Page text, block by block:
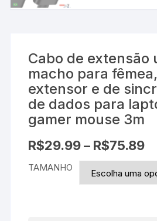
Cabo de extensão
macho para
extensor e de
de dados para
gamer mouse 3m
R$29.99– R$75.89
TAMANHO